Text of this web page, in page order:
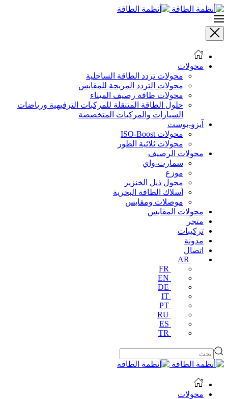
تخطى إلى المحتوى الرئيسي
محولات
محولات تردد الطاقة الساحلية
محولات التردد المريحة للمقابس
محولات طاقة رصيف الميناء
حلول الطاقة المتنقلة للمركبات الترفيهية ورياضات
السيارات والمركبات المتخصصة
آيزو-بوست
محولات ISO-Boost
محولات ثلاثية الطور
محولات الرصيف
سمارت-واي
موزع
محول ذيل الخنزير
أسلاك الطاقة البحرية
موصلات ومقابس
محولات المقابس
متجر
تركيبات
مدونة
اتصال
AR
FR
EN
DE
IT
PT
RU
ES
TR
محولات